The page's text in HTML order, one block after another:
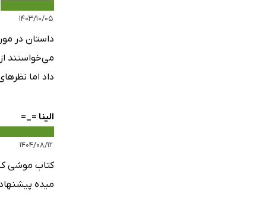
۱۴۰۳/۱۰/۰۵
داستان در
می‌خواستند
داد اما
الینا ⁦=⁠_⁠=⁩
۱۴۰۴/۰۸/۱۲
کتاب موشی
میده